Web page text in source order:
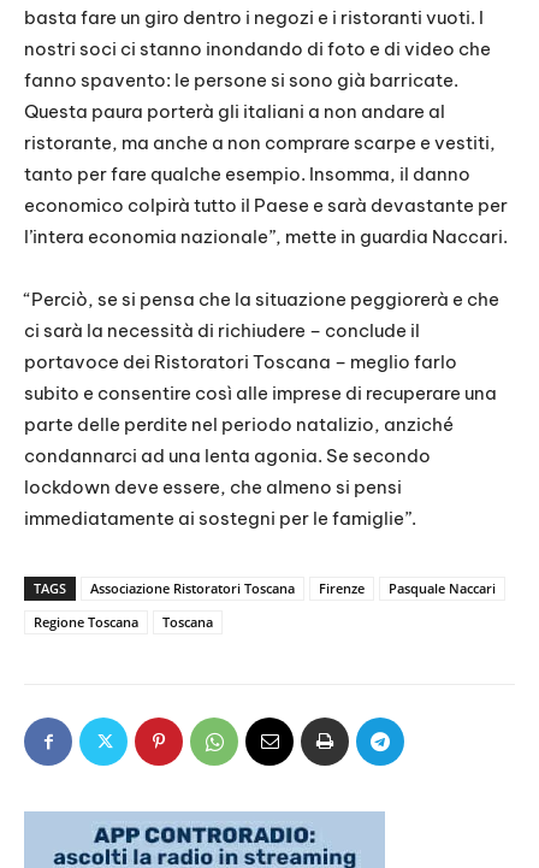
basta fare un giro dentro i negozi e i ristoranti vuoti. I
nostri soci ci stanno inondando di foto e di video che
fanno spavento: le persone si sono già barricate.
Questa paura porterà gli italiani a non andare al
ristorante, ma anche a non comprare scarpe e vestiti,
tanto per fare qualche esempio. Insomma, il danno
economico colpirà tutto il Paese e sarà devastante per
l’intera economia nazionale”, mette in guardia Naccari.
“Perciò, se si pensa che la situazione peggiorerà e che
ci sarà la necessità di richiudere – conclude il
portavoce dei Ristoratori Toscana – meglio farlo
subito e consentire così alle imprese di recuperare una
parte delle perdite nel periodo natalizio, anziché
condannarci ad una lenta agonia. Se secondo
lockdown deve essere, che almeno si pensi
immediatamente ai sostegni per le famiglie”.
TAGS Associazione Ristoratori Toscana Firenze
Pasquale Naccari
Regione Toscana
Toscana